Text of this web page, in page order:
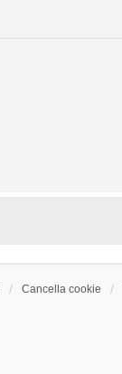
Cancella cookie